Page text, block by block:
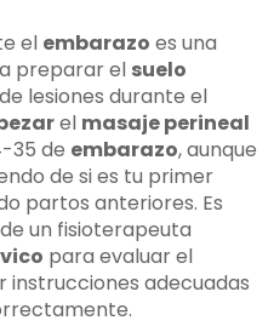
el embarazo es una
preparar el suelo
lesiones durante el
el masaje perineal
35 de embarazo, aunque
de si es tu primer
partos anteriores. Es
un fisioterapeuta
para evaluar el
instrucciones adecuadas